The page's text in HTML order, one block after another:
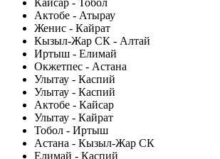
Кайсар - Тобол
Актобе - Атырау
Женис - Кайрат
Кызыл-Жар СК - Алтай
Иртыш - Елимай
Окжетпес - Астана
Улытау - Каспий
Улытау - Каспий
Актобе - Кайсар
Улытау - Кайрат
Тобол - Иртыш
Астана - Кызыл-Жар СК
Елимай - Каспий